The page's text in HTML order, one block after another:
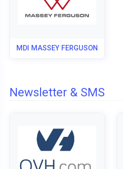
MDI MASSEY FERGUSON
Newsletter & SMS